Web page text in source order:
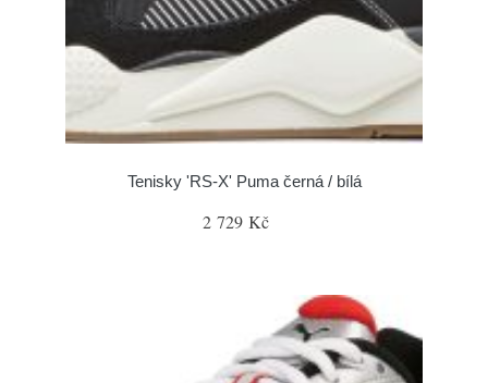
Tenisky 'RS-X' Puma černá / bílá
2 729 Kč